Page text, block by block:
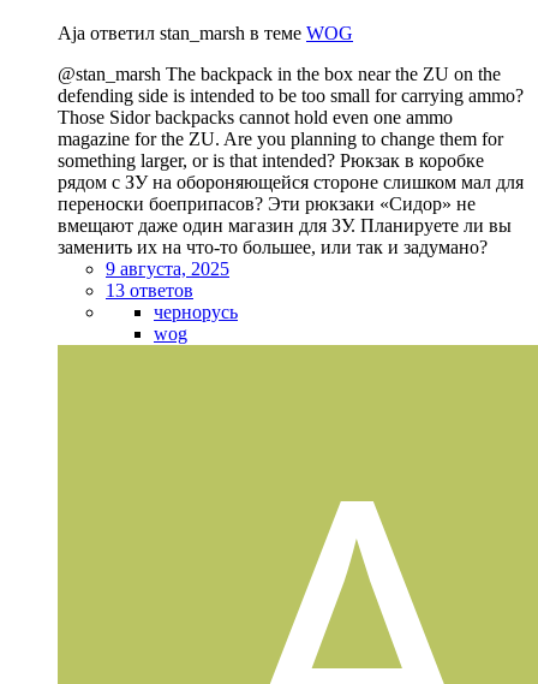
Aja ответил stan_marsh в теме WOG
@stan_marsh The backpack in the box near the ZU on the
defending side is intended to be too small for carrying ammo?
Those Sidor backpacks cannot hold even one ammo
magazine for the ZU. Are you planning to change them for
something larger, or is that intended? Рюкзак в коробке
рядом с ЗУ на обороняющейся стороне слишком мал для
переноски боеприпасов? Эти рюкзаки «Сидор» не
вмещают даже один магазин для ЗУ. Планируете ли вы
заменить их на что-то большее, или так и задумано?
9 августа, 2025
13 ответов
чернорусь
wog